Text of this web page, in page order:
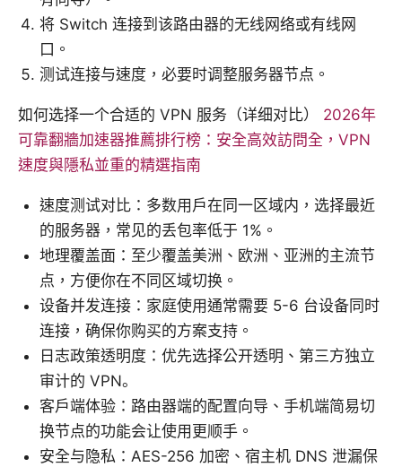
将 Switch 连接到该路由器的无线网络或有线网
口。
测试连接与速度，必要时调整服务器节点。
如何选择一个合适的 VPN 服务（详细对比） 2026年
可靠翻牆加速器推薦排行榜：安全高效訪問全，VPN
速度與隱私並重的精選指南
速度测试对比：多数用户在同一区域内，选择最近
的服务器，常见的丢包率低于 1%。
地理覆盖面：至少覆盖美洲、欧洲、亚洲的主流节
点，方便你在不同区域切换。
设备并发连接：家庭使用通常需要 5-6 台设备同时
连接，确保你购买的方案支持。
日志政策透明度：优先选择公开透明、第三方独立
审计的 VPN。
客户端体验：路由器端的配置向导、手机端简易切
换节点的功能会让使用更顺手。
安全与隐私：AES-256 加密、宿主机 DNS 泄漏保